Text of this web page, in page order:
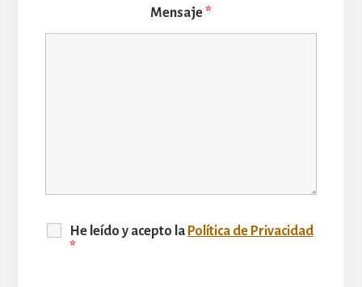
Mensaje *
He leído y acepto la Política de Privacidad
*